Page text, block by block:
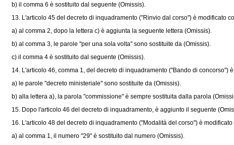
b) il comma 6 è sostituito dal seguente (Omissis).
13. L'articolo 45 del decreto di inquadramento ("Rinvio dal corso") è modificato
a) al comma 2, dopo la lettera c) è aggiunta la seguente lettera (Omissis).
b) al comma 3, le parole "per una sola volta" sono sostituite da (Omissis).
c) il comma 4 è sostituito dal seguente (Omissis).
14. L'articolo 46, comma 1, del decreto di inquadramento ("Bando di concorso")
a) le parole "decreto ministeriale" sono sostituite da (Omissis).
b) alla lettera a), la parola "commissione" è sempre sostituita dalla parola
15. Dopo l'articolo 46 del decreto di inquadramento, è aggiunto il seguente
16. L'articolo 48 del decreto di inquadramento ("Modalità del corso") è modificato
a) al comma 1, il numero "29" è sostituito dal numero (Omissis).